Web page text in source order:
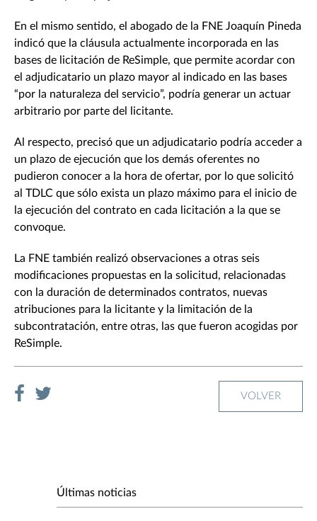
En el mismo sentido, el abogado de la FNE Joaquín Pineda
indicó que la cláusula actualmente incorporada en las
bases de licitación de ReSimple, que permite acordar con
el adjudicatario un plazo mayor al indicado en las bases
“por la naturaleza del servicio”, podría generar un actuar
arbitrario por parte del licitante.
Al respecto, precisó que un adjudicatario podría acceder a
un plazo de ejecución que los demás oferentes no
pudieron conocer a la hora de ofertar, por lo que solicitó
al TDLC que sólo exista un plazo máximo para el inicio de
la ejecución del contrato en cada licitación a la que se
convoque.
La FNE también realizó observaciones a otras seis
modificaciones propuestas en la solicitud, relacionadas
con la duración de determinados contratos, nuevas
atribuciones para la licitante y la limitación de la
subcontratación, entre otras, las que fueron acogidas por
ReSimple.
VOLVER
Últimas noticias